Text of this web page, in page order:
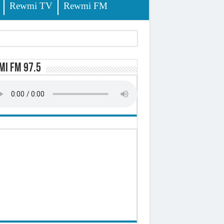
Rewmi TV Rewmi FM
octroyé
FM 97.5